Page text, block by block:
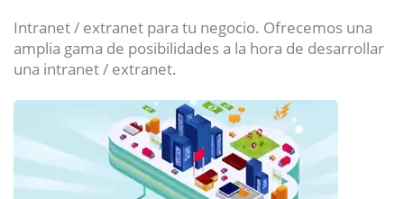
Intranet / extranet para tu negocio. Ofrecemos una
amplia gama de posibilidades a la hora de desarrollar
una intranet / extranet.